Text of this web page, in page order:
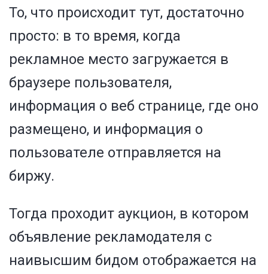
То, что происходит тут, достаточно
просто: в то время, когда
рекламное место загружается в
браузере пользователя,
информация о веб странице, где оно
размещено, и информация о
пользователе отправляется на
биржу.
Тогда проходит аукцион, в котором
объявление рекламодателя с
наивысшим бидом отображается на